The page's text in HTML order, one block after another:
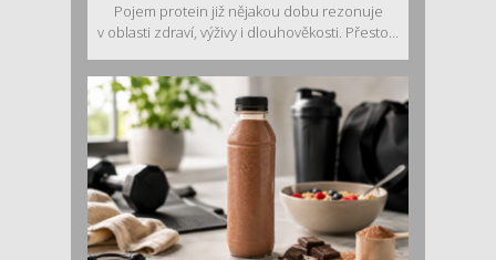
Pojem protein již nějakou dobu rezonuje
v oblasti zdraví, výživy i dlouhověkosti. Přesto...